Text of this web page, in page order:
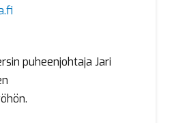
puheenjohtaja Jari